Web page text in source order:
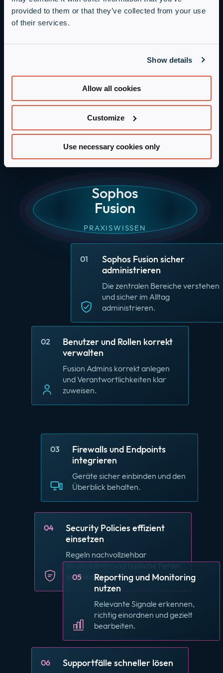
provided to them or that they’ve collected from your use
of their services.
Show details
Allow all cookies
Customize
Use necessary cookies only
erfolgreicher
Webinarteilnahme
kannst du Sophos
Fusion sicherer
und strukturierter
einsetzen.
Praxisnah. Verständlich. Direkt anwendbar.
Sophos
Fusion
PRAXISWISSEN
01
Sophos Fusion sicher
administrieren
Die zentralen Bereiche verstehen
und sicher im Alltag
administrieren.
02
Benutzer und Rollen korrekt
verwalten
Fusion Admins korrekt anlegen
und Verantwortlichkeiten klar
zuweisen.
03
Firewalls und Endpoints
integrieren
Geräte sicher einbinden und den
Überblick behalten.
04
Security Policies effizient
einsetzen
Regeln nachvollziehbar
strukturieren und typische Fehler
vermeiden.
05
Reporting und Monitoring
nutzen
Relevante Signale erkennen,
richtig einordnen und gezielt
bearbeiten.
06 Supportfälle schneller lösen